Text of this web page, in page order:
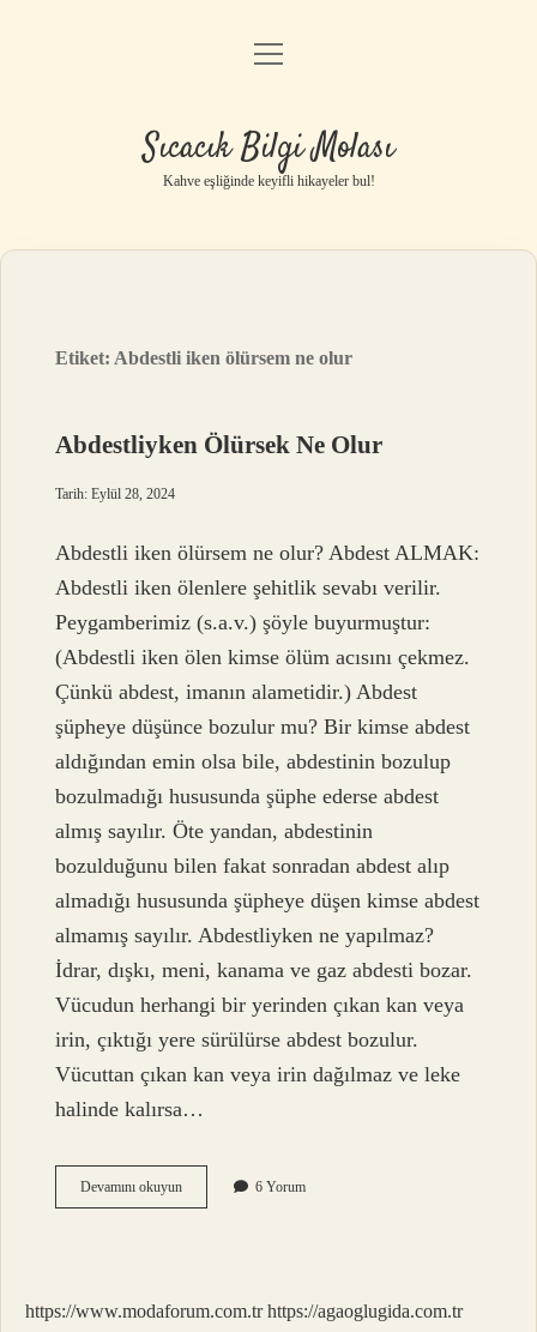
Anasayfa
Yasal Uyarı
menüyü
Sıcacık Bilgi Molası
Kahve eşliğinde keyifli hikayeler bul!
Etiket: Abdestli iken ölürsem ne olur
Abdestliyken Ölürsek Ne Olur
Tarih: Eylül 28, 2024
Abdestli iken ölürsem ne olur? Abdest ALMAK:
Abdestli iken ölenlere şehitlik sevabı verilir.
Peygamberimiz (s.a.v.) şöyle buyurmuştur:
(Abdestli iken ölen kimse ölüm acısını çekmez.
Çünkü abdest, imanın alametidir.) Abdest
şüpheye düşünce bozulur mu? Bir kimse abdest
aldığından emin olsa bile, abdestinin bozulup
bozulmadığı hususunda şüphe ederse abdest
almış sayılır. Öte yandan, abdestinin
bozulduğunu bilen fakat sonradan abdest alıp
almadığı hususunda şüpheye düşen kimse abdest
almamış sayılır. Abdestliyken ne yapılmaz?
İdrar, dışkı, meni, kanama ve gaz abdesti bozar.
Vücudun herhangi bir yerinden çıkan kan veya
irin, çıktığı yere sürülürse abdest bozulur.
Vücuttan çıkan kan veya irin dağılmaz ve leke
halinde kalırsa…
Devamını okuyunAbdestliyken
Ölürsek
6 Yorum
https://www.modaforum.com.tr https://agaoglugida.com.tr